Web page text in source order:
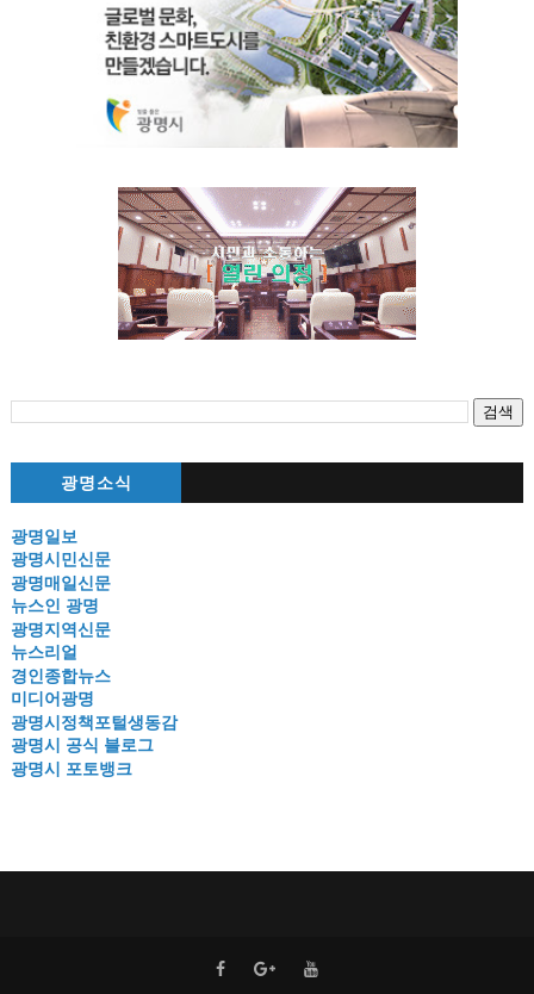
광명소식
광명일보
광명시민신문
광명매일신문
뉴스인 광명
광명지역신문
뉴스리얼
경인종합뉴스
미디어광명
광명시정책포털생동감
광명시 공식 블로그
광명시 포토뱅크